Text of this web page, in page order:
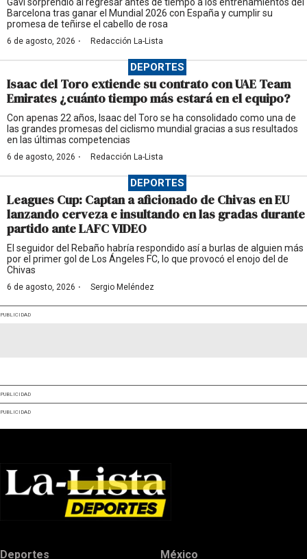
Barcelona tras ganar el Mundial 2026 con España y cumplir su
promesa de teñirse el cabello de rosa
6 de agosto, 2026 · Redacción La-Lista
DEPORTES
Isaac del Toro extiende su contrato con UAE Team
Emirates ¿cuánto tiempo más estará en el equipo?
Con apenas 22 años, Isaac del Toro se ha consolidado como una de
las grandes promesas del ciclismo mundial gracias a sus resultados
en las últimas competencias
6 de agosto, 2026 · Redacción La-Lista
DEPORTES
Leagues Cup: Captan a aficionado de Chivas en EU
lanzando cerveza e insultando en las gradas durante
partido ante LAFC VIDEO
El seguidor del Rebaño habría respondido así a burlas de alguien más
por el primer gol de Los Ángeles FC, lo que provocó el enojo del de
Chivas
6 de agosto, 2026 · Sergio Meléndez
PUBLICIDAD
PUBLICIDAD
PUBLICIDAD
Deportes México